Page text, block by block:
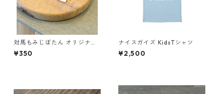
対馬もみじぼたん オリジナル
ステッカー
¥350
ナイスガイズ KidsTシャツ
¥2,500